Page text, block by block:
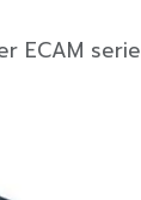
ECAM serie